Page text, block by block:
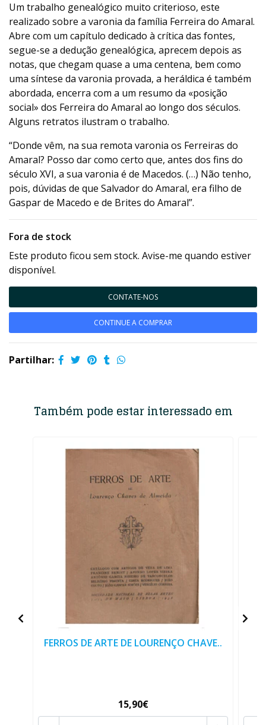
Um trabalho genealógico muito criterioso, este
realizado sobre a varonia da família Ferreira do Amaral.
Abre com um capítulo dedicado à crítica das fontes,
segue-se a dedução genealógica, aprecem depois as
notas, que chegam quase a uma centena, bem como
uma síntese da varonia provada, a heráldica é também
abordada, encerra com a um resumo da «posição
social» dos Ferreira do Amaral ao longo dos séculos.
Alguns retratos ilustram o trabalho.
“Donde vêm, na sua remota varonia os Ferreiras do
Amaral? Posso dar como certo que, antes dos fins do
século XVI, a sua varonia é de Macedos. (…) Não tenho,
pois, dúvidas de que Salvador do Amaral, era filho de
Gaspar de Macedo e de Brites do Amaral”.
Fora de stock
Este produto ficou sem stock. Avise-me quando estiver
disponível.
CONTATE-NOS
CONTINUE A COMPRAR
Partilhar:
Também pode estar interessado em
FERROS DE ARTE DE LOURENÇO CHAVE..
15,90€